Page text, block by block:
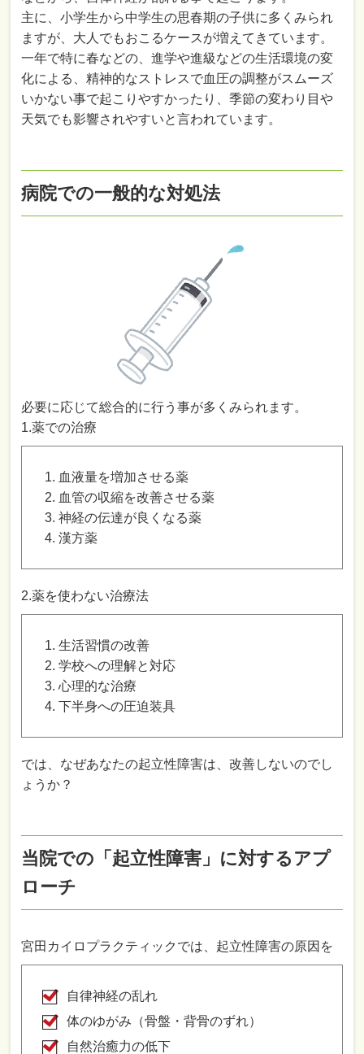
主に、小学生から中学生の思春期の子供に多くみられ
ますが、大人でもおこるケースが増えてきています。
一年で特に春などの、進学や進級などの生活環境の変
化による、精神的なストレスで血圧の調整がスムーズ
いかない事で起こりやすかったり、季節の変わり目や
天気でも影響されやすいと言われています。
病院での一般的な対処法
必要に応じて総合的に行う事が多くみられます。
1.薬での治療
血液量を増加させる薬
血管の収縮を改善させる薬
神経の伝達が良くなる薬
漢方薬
2.薬を使わない治療法
生活習慣の改善
学校への理解と対応
心理的な治療
下半身への圧迫装具
では、なぜあなたの起立性障害は、改善しないのでし
ょうか？
当院での「起立性障害」に対するアプ
ローチ
宮田カイロプラクティックでは、起立性障害の原因を
自律神経の乱れ
体のゆがみ（骨盤・背骨のずれ）
自然治癒力の低下